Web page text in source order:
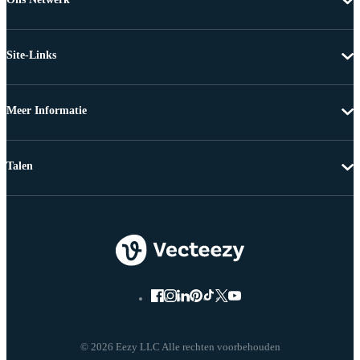
Site-Links
Meer Informatie
© 2026 Eezy LLC Alle rechten voorbehouden
Talen